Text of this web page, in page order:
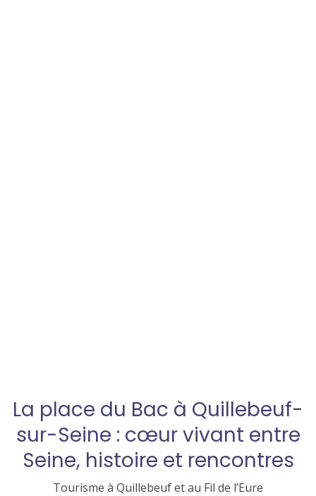
La place du Bac à Quillebeuf-
sur-Seine : cœur vivant entre
Seine, histoire et rencontres
Tourisme à Quillebeuf et au Fil de l’Eure